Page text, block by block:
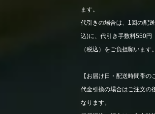
ます。
代引きの場合は、1回の配
込)に、代引き手数料550円
（税込）をご負担願います。
【お届け日・配送時間帯の
代金引換の場合はご注文の
なります。